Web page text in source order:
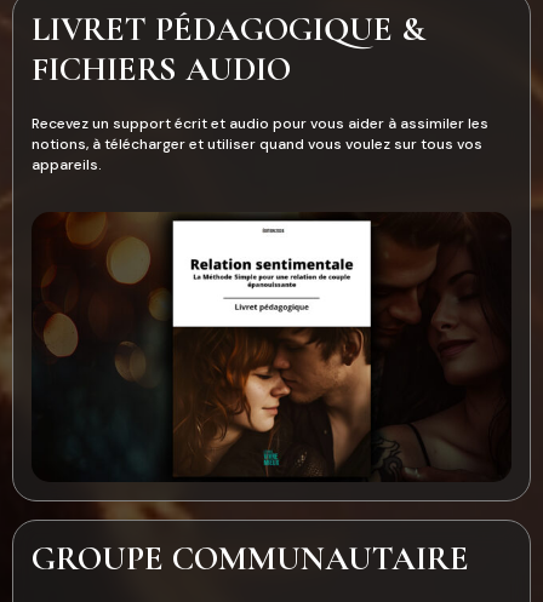
LIVRET PÉDAGOGIQUE &
FICHIERS AUDIO
Recevez un support écrit et audio pour vous aider à assimiler les
notions, à télécharger et utiliser quand vous voulez sur tous vos
appareils.
GROUPE COMMUNAUTAIRE